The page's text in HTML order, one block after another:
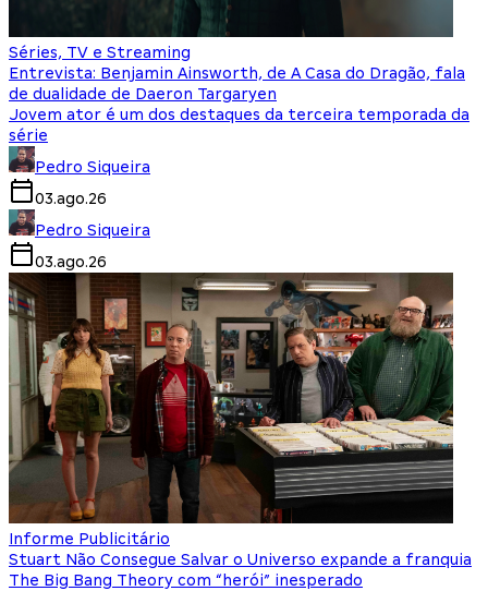
Séries, TV e Streaming
Entrevista: Benjamin Ainsworth, de A Casa do Dragão, fala
de dualidade de Daeron Targaryen
Jovem ator é um dos destaques da terceira temporada da
série
Pedro Siqueira
03.ago.26
Pedro Siqueira
03.ago.26
Informe Publicitário
Stuart Não Consegue Salvar o Universo expande a franquia
The Big Bang Theory com “herói” inesperado